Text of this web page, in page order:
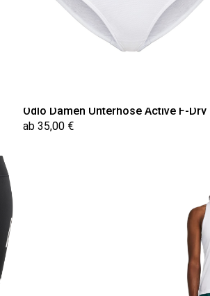
Odlo Damen Unterhose Active F-
ab 35,00 €